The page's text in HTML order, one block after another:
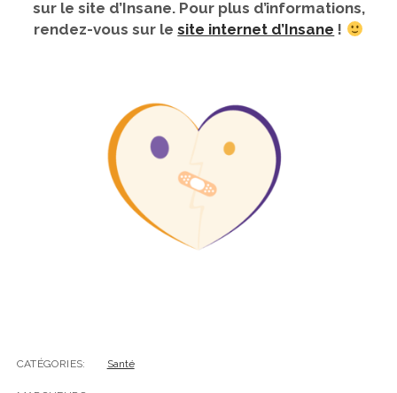
sur le site d’Insane. Pour plus d’informations,
rendez-vous sur lesite internet d’Insane !
CATÉGORIES: Santé